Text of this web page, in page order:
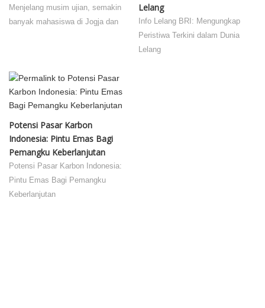
Menjelang musim ujian, semakin
banyak mahasiswa di Jogja dan
Lelang
Info Lelang BRI: Mengungkap
Peristiwa Terkini dalam Dunia
Lelang
Potensi Pasar Karbon
Indonesia: Pintu Emas Bagi
Pemangku Keberlanjutan
Potensi Pasar Karbon Indonesia:
Pintu Emas Bagi Pemangku
Keberlanjutan